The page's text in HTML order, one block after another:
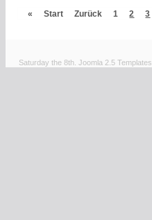
« Start Zurück 1 2 3
Saturday the 8th.Joomla 2.5 Templates